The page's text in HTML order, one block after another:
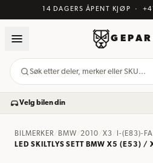
14 DAGERS ÅPENT KJØP ·
Søk etter deler, merker eller SKU…
Velg bilen din
BILMERKER/ BMW /2010 /X3 I-(E83)-
LED SKILTLYS SETT BMW X5 (E53)